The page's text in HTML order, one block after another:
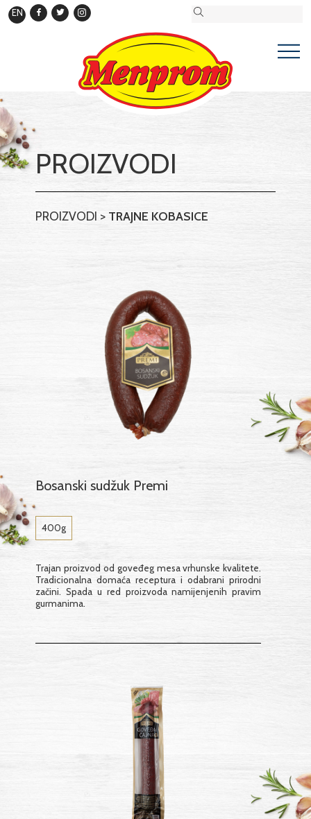
EN
PROIZVODI
PROIZVODI > TRAJNE KOBASICE
Bosanski sudžuk Premi
400g
Trajan proizvod od goveđeg mesa vrhunske kvalitete.
Tradicionalna domaća receptura i odabrani prirodni
začini. Spada u red proizvoda namijenjenih pravim
gurmanima.